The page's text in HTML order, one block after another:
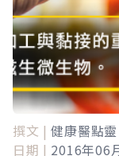
撰文 | 健康醫點靈
日期 | 2016年06